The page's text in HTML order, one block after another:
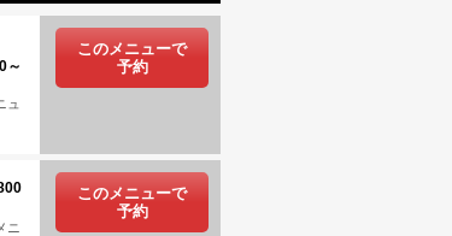
～
ュ
このメニューで
予約
ニ
このメニューで
予約